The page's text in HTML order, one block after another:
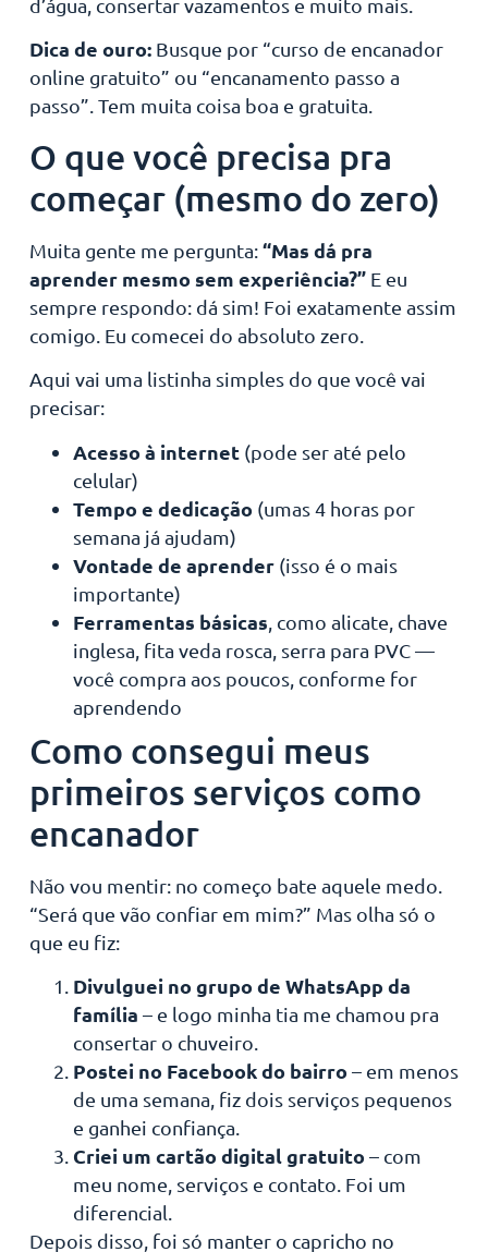
d’água, consertar vazamentos e muito mais.
Dica de ouro:Busque por “curso de encanador
online gratuito” ou “encanamento passo a
passo”. Tem muita coisa boa e gratuita.
O que você precisa pra
começar (mesmo do zero)
Muita gente me pergunta:“Mas dá pra
aprender mesmo sem experiência?”E eu
sempre respondo: dá sim! Foi exatamente assim
comigo. Eu comecei do absoluto zero.
Aqui vai uma listinha simples do que você vai
precisar:
Acesso à internet (pode ser até pelo
celular)
Tempo e dedicação (umas 4 horas por
semana já ajudam)
Vontade de aprender(isso é o mais
importante)
Ferramentas básicas , como alicate, chave
inglesa, fita veda rosca, serra para PVC —
você compra aos poucos, conforme for
aprendendo
Como consegui meus
primeiros serviços como
encanador
Não vou mentir: no começo bate aquele medo.
“Será que vão confiar em mim?” Mas olha só o
que eu fiz:
Divulguei no grupo de WhatsApp da
família – e logo minha tia me chamou pra
consertar o chuveiro.
Postei no Facebook do bairro – em menos
de uma semana, fiz dois serviços pequenos
e ganhei confiança.
Criei um cartão digital gratuito – com
meu nome, serviços e contato. Foi um
diferencial.
Depois disso, foi só manter o capricho no